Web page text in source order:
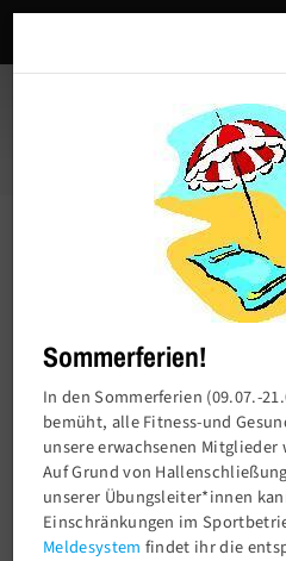
Kontakt
So erreichst du uns
Krumme Str. 12
10585 Berlin
Tel.:030 93 93 17 41
Sommerferien!
In den Sommerferien (09.07.-
bemüht, alle Fitness-und
unsere erwachsenen
Auf Grund von
unserer Übungsleiter*innen
Einschränkungen im
Meldesystem findet ihr die